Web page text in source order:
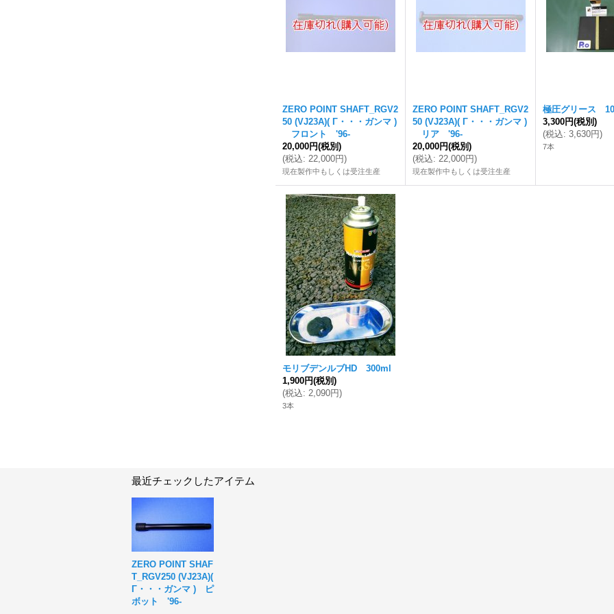
ZERO POINT SHAFT_RGV2
50 (VJ23A)( Γ・・・ガンマ )
フロント '96-
20,000円(税別)
(税込: 22,000円)
現在製作中もしくは受注生産
ZERO POINT SHAFT_RGV2
50 (VJ23A)( Γ・・・ガンマ )
リア '96-
20,000円(税別)
(税込: 22,000円)
現在製作中もしくは受注生産
極圧グリース
3,300円(税別)
(税込: 3,630円)
7本
モリブデンルブHD 300ml
1,900円(税別)
(税込: 2,090円)
3本
最近チェックしたアイテム
ZERO POINT SHAF
T_RGV250 (VJ23A)(
Γ・・・ガンマ ) ピ
ボット '96-